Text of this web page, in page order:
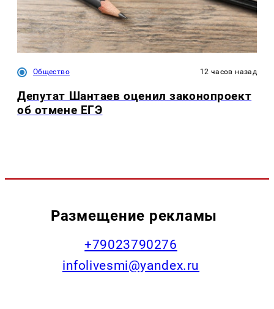
Общество 12 часов назад
Депутат Шантаев оценил законопроект
об отмене ЕГЭ
Размещение рекламы
+79023790276
infolivesmi@yandex.ru